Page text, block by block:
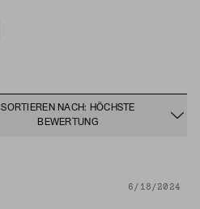
SORTIEREN NACH: HÖCHSTE
BEWERTUNG
6/18/2024